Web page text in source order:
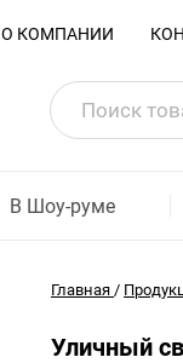
О КОМПАНИИ
В Шоу-руме
Главная /
Уличный